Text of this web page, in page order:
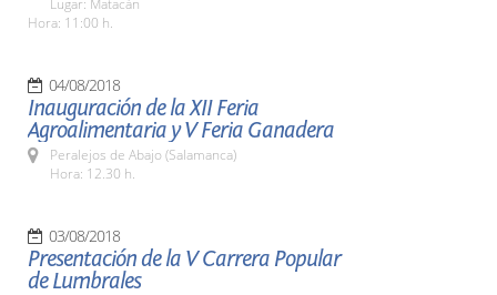
Lugar: Matacán
Hora: 11:00 h.
04/08/2018
Inauguración de la XII Feria
Agroalimentaria y V Feria Ganadera
Peralejos de Abajo (Salamanca)
Hora: 12.30 h.
03/08/2018
Presentación de la V Carrera Popular
de Lumbrales